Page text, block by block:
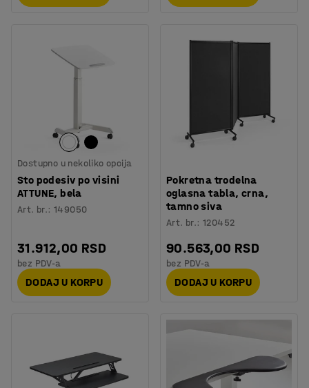
Dostupno u nekoliko opcija
Sto podesiv po visini
ATTUNE, bela
Art. br.:149050
31.912,00 RSD
bez PDV-a
DODAJ U KORPU
Pokretna trodelna
oglasna tabla, crna,
tamno siva
Art. br.:120452
90.563,00 RSD
bez PDV-a
DODAJ U KORPU